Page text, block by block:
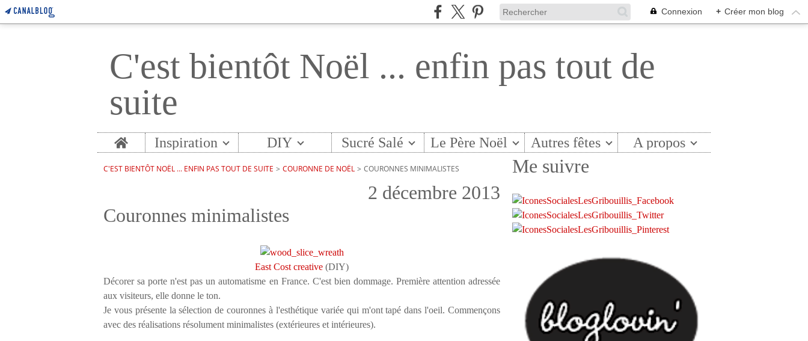
Connexion + Créer mon blog
C'est bientôt Noël ... enfin pas tout de
suite
Home Inspiration DIY Sucré Salé Le Père Noël Autres fêtes A propos
C'EST BIENTÔT NOËL ... ENFIN PAS TOUT DE SUITE > COURONNE DE NOËL > COURONNES MINIMALISTES
2 décembre 2013
Couronnes minimalistes
East Cost creative (DIY)
Décorer sa porte n'est pas un automatisme en France. C'est bien dommage. Première attention adressée
aux visiteurs, elle donne le ton.
Je vous présente la sélection de couronnes à l'esthétique variée qui m'ont tapé dans l'oeil. Commençons
avec des réalisations résolument minimalistes (extérieures et intérieures).
Me suivre